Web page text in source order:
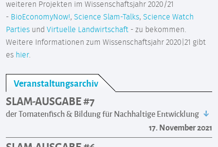
weiteren Projekten im Wissenschaftsjahr 2020/21
- BioEconomyNow!, Science Slam-Talks, Science Watch
Parties und Virtuelle Landwirtschaft - zu bekommen.
Weitere Informationen zum Wissenschaftsjahr 2020|21 gibt
es hier.
Veranstaltungsarchiv
SLAM-AUSGABE #7
der Tomatenfisch & Bildung für Nachhaltige Entwicklung
17. November 2021